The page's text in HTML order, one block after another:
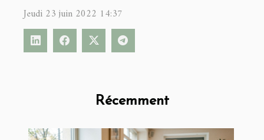
Récemment
Jeudi 23 juin 2022 14:37